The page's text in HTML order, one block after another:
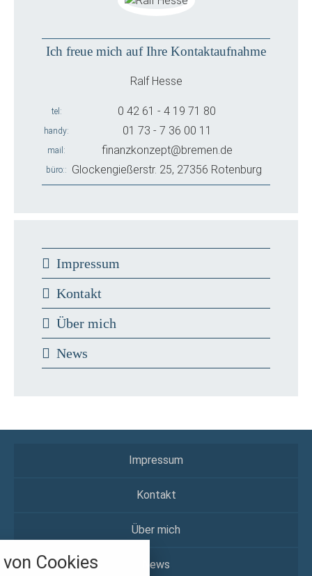
Ich freue mich auf Ihre Kontaktaufnahme
Ralf Hesse
tel 0 42 61 - 4 19 71 80
handy 01 73 - 7 36 00 11
mail finanzkonzept@bremen.de
büro: Glockengießerstr. 25, 27356 Rotenburg
Impressum
Kontakt
Über mich
News
Impressum
Kontakt
Über mich
News
Cookies
alle verwendeten Cookies und